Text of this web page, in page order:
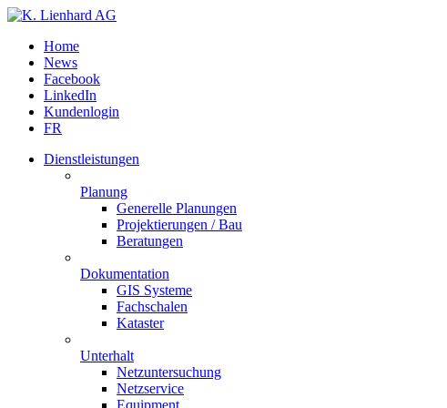
Home
News
Facebook
LinkedIn
Kundenlogin
FR
Dienstleistungen
Planung
Generelle Planungen
Projektierungen / Bau
Beratungen
Dokumentation
GIS Systeme
Fachschalen
Kataster
Unterhalt
Netzuntersuchung
Netzservice
Equipment